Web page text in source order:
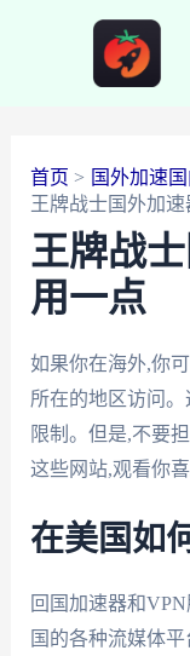
首页
国外加速
王牌战士国外加
王牌战
用一点
如果你在海外,你
所在的地区访问
限制。但是,不要
这些网站,观看你
在美国如
回国加速器和
国的各种流媒体